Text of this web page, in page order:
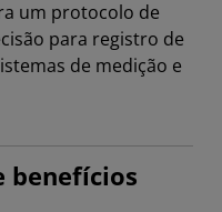
um protocolo de
para registro de
de medição e
benefícios